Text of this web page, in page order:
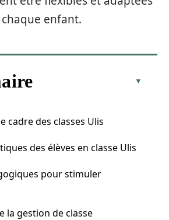
enfant.
cadre des classes Ulis
des élèves en classe Ulis
pour stimuler
la gestion de classe